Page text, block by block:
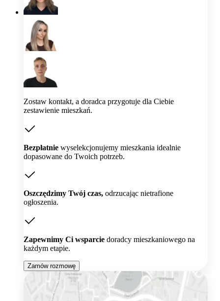
Zostaw kontakt, a doradca przygotuje dla Ciebie
zestawienie mieszkań.
Bezpłatnie wyselekcjonujemy mieszkania idealnie
dopasowane do Twoich potrzeb.
Oszczędzimy Twój czas, odrzucając nietrafione
ogłoszenia.
Zapewnimy Ci wsparcie doradcy mieszkaniowego na
każdym etapie.
Zamów rozmowę